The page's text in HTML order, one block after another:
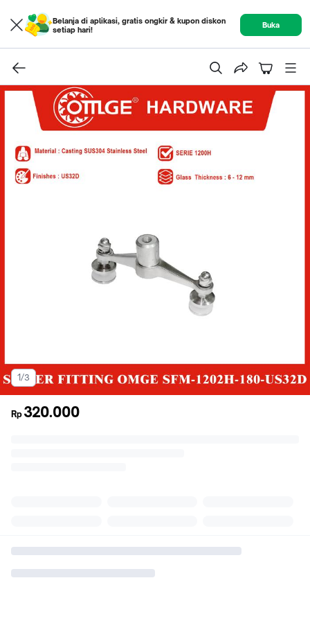
Belanja di aplikasi, gratis ongkir & kupon diskon
setiap hari!
Buka
1/3
Rp 320.000